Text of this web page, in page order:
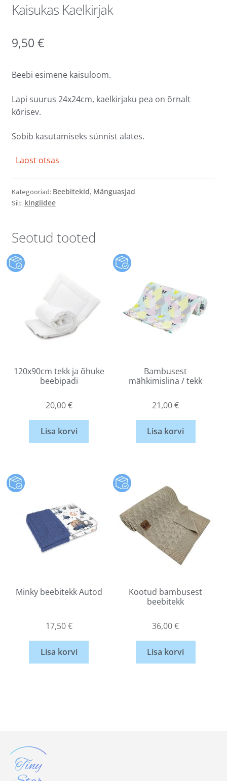
Kaisukas Kaelkirjak
9,50 €
Beebi esimene kaisuloom.
Lapi suurus 24x24cm, kaelkirjaku pea on õrnalt
kõrisev.
Sobib kasutamiseks sünnist alates.
Laost otsas
Kategooriad: Beebitekid, Mänguasjad
Silt: kingiidee
Seotud tooted
120x90cm tekk ja õhuke
beebipadi
20,00€
Lisa korvi
Bambusest
mähkimislina / tekk
21,00€
Lisa korvi
Minky beebitekk Autod
17,50€
Lisa korvi
Kootud bambusest
beebitekk
36,00€
Lisa korvi